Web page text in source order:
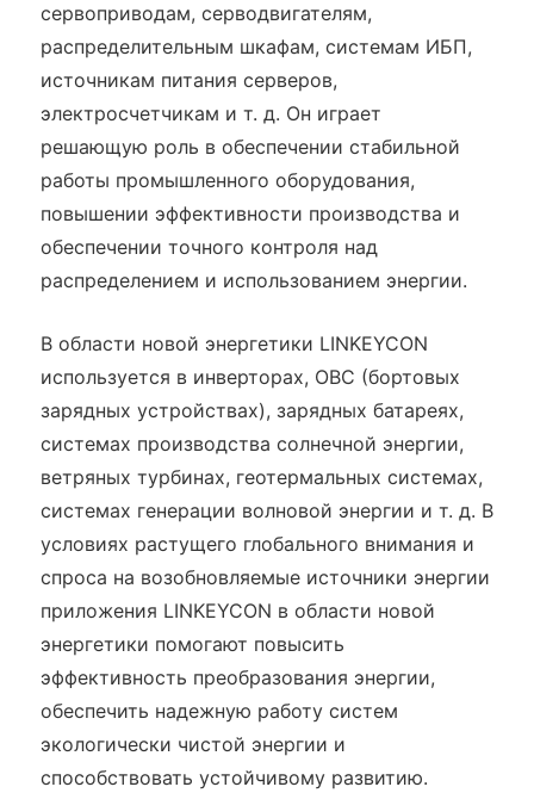
сервоприводам, серводвигателям,
распределительным шкафам, системам ИБП,
источникам питания серверов,
электросчетчикам и т. д. Он играет
решающую роль в обеспечении стабильной
работы промышленного оборудования,
повышении эффективности производства и
обеспечении точного контроля над
распределением и использованием энергии.
В области новой энергетики LINKEYCON
используется в инверторах, OBC (бортовых
зарядных устройствах), зарядных батареях,
системах производства солнечной энергии,
ветряных турбинах, геотермальных системах,
системах генерации волновой энергии и т. д. В
условиях растущего глобального внимания и
спроса на возобновляемые источники энергии
приложения LINKEYCON в области новой
энергетики помогают повысить
эффективность преобразования энергии,
обеспечить надежную работу систем
экологически чистой энергии и
способствовать устойчивому развитию.